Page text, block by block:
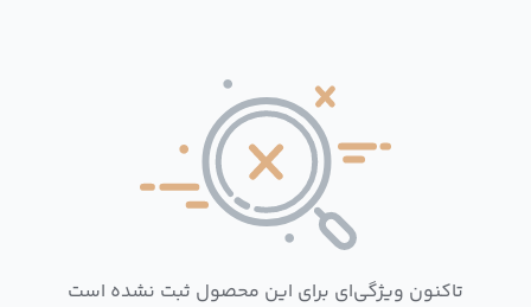
تاکنون ویژگی‌ای برای این محصول ثبت نشده است